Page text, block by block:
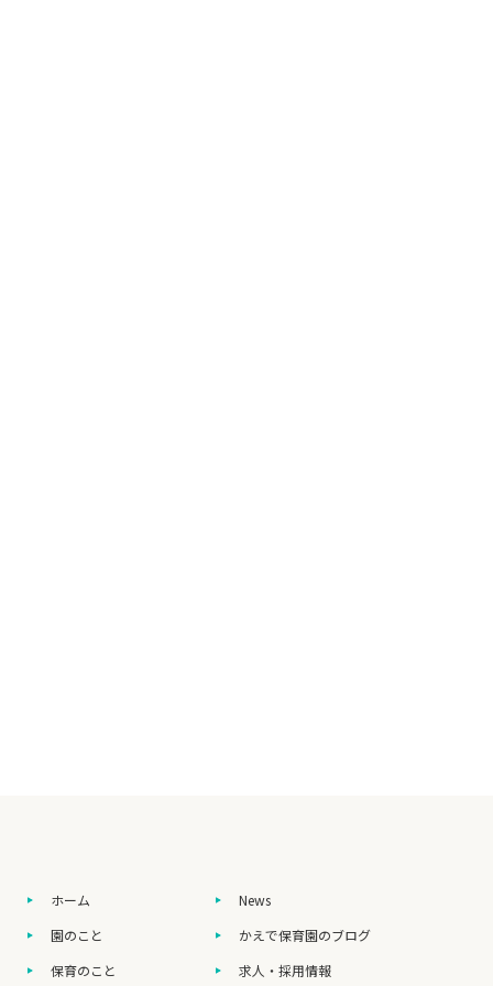
ホーム
園のこと
保育のこと
News
かえで保育園のブログ
求人・採用情報